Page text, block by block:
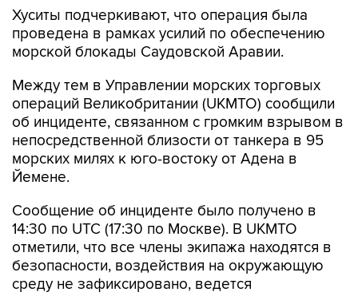
Хуситы подчеркивают, что операция была
проведена в рамках усилий по обеспечению
морской блокады Саудовской Аравии.
Между тем в Управлении морских торговых
операций Великобритании (UKMTO) сообщили
об инциденте, связанном с громким взрывом в
непосредственной близости от танкера в 95
морских милях к юго-востоку от Адена в
Йемене.
Сообщение об инциденте было получено в
14:30 по UTC (17:30 по Москве). В UKMTO
отметили, что все члены экипажа находятся в
безопасности, воздействия на окружающую
среду не зафиксировано, ведется